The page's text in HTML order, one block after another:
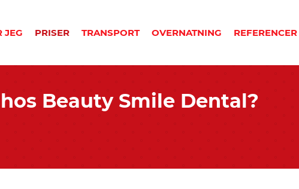
JEG PRISER TRANSPORT OVERNATNING REFERENCER
Beauty Smile Dental?